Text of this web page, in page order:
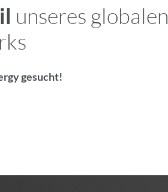
unseres globalen
gesucht!